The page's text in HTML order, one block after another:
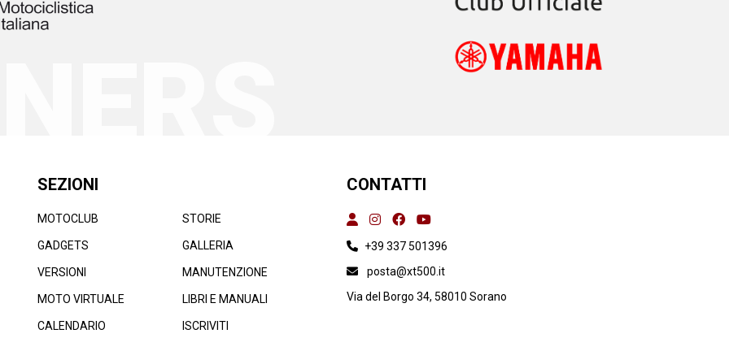
SEZIONI
MOTOCLUB STORIE
GADGETS GALLERIA
VERSIONI MANUTENZIONE
MOTO VIRTUALE LIBRI E MANUALI
CALENDARIO ISCRIVITI
CONTATTI
+39 337 501396
posta@xt500.it
Via del Borgo 34, 58010 Sorano